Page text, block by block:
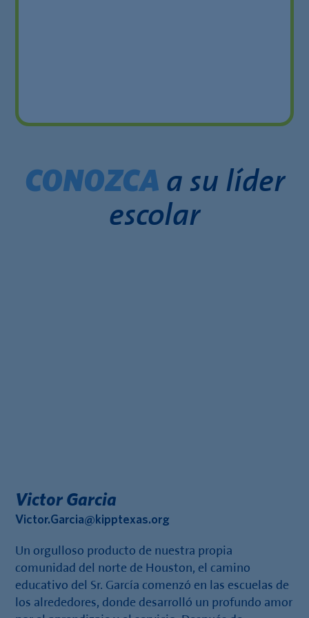
CONOZCA a su líder
escolar
Victor Garcia
Victor.Garcia@kipptexas.org
Un orgulloso producto de nuestra propia
comunidad del norte de Houston, el camino
educativo del Sr. García comenzó en las escuelas de
los alrededores, donde desarrolló un profundo amor